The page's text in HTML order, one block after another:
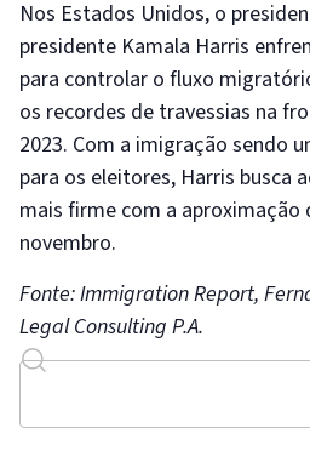
Nos Estados Unidos, o
presidente Kamala Harris
para controlar o fluxo
os recordes de travessias na
2023. Com a imigração sendo
para os eleitores, Harris busca
mais firme com a aproximação
novembro.
Fonte: Immigration Report,
Legal Consulting P.A.